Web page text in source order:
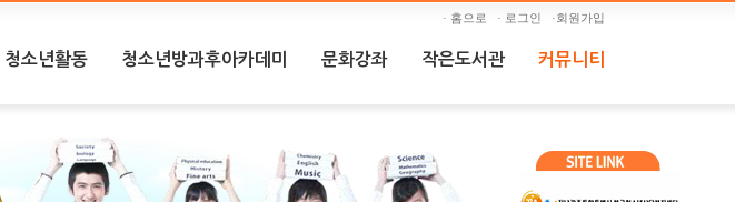
· 홈으로 · 로그인 ·회원가입
청소년활동 청소년방과후아카데미 문화강좌 작은도서관 커뮤니티